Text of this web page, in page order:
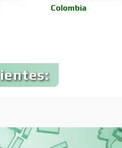
Bares y Cantinas
Buceo
Colombia